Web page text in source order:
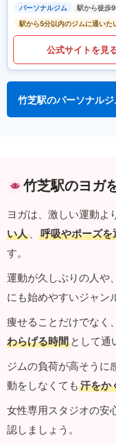
パーソナルジム
駅から徒歩
駅から5分以内のジムに通いた
公式サイトを見
竹芝駅のパーソナル
竹芝駅のヨガ
ヨガは、激しい運動よ
い人 、 呼吸やポーズ
す。
運動が久しぶりの人や、
にも始めやすいジャン
痩せることだけでなく、
わらげる時間 として通
ジムの負荷が高そうに
動をしなくても 汗をか
女性専用スタジオの安
認しましょう。